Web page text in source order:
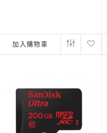
加入購物車